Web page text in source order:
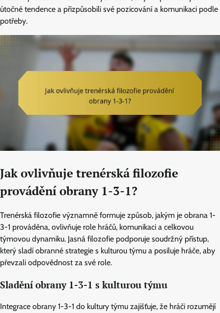
útočné tendence a přizpůsobili své pozicování a komunikaci podle
potřeby.
Jak ovlivňuje trenérská filozofie
provádění obrany 1-3-1?
Trenérská filozofie významně formuje způsob, jakým je obrana 1-
3-1 prováděna, ovlivňuje role hráčů, komunikaci a celkovou
týmovou dynamiku. Jasná filozofie podporuje soudržný přístup,
který sladí obranné strategie s kulturou týmu a posiluje hráče, aby
převzali odpovědnost za své role.
Sladění obrany 1-3-1 s kulturou týmu
Integrace obrany 1-3-1 do kultury týmu zajišťuje, že hráči rozumějí